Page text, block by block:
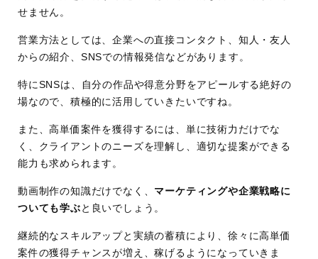
せません。
営業方法としては、企業への直接コンタクト、知人・友人
からの紹介、SNSでの情報発信などがあります。
特にSNSは、自分の作品や得意分野をアピールする絶好の
場なので、積極的に活用していきたいですね。
また、高単価案件を獲得するには、単に技術力だけでな
く、クライアントのニーズを理解し、適切な提案ができる
能力も求められます。
動画制作の知識だけでなく、 マーケティングや企業戦略に
ついても学ぶ と良いでしょう。
継続的なスキルアップと実績の蓄積により、徐々に高単価
案件の獲得チャンスが増え、稼げるようになっていきま